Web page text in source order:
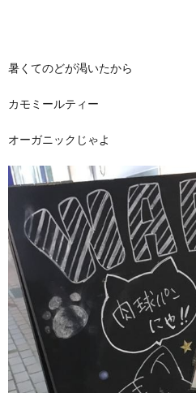
暑くてのどが渇いたから
カモミールティー
オーガニックじゃよ